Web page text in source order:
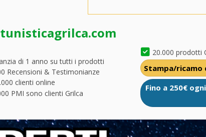
di 1 anno su tutti i prodotti
Recensioni & Testimonianze
clienti online
PMI sono clienti Grilca
20.000 prodotti
Stampa/ricamo
Fino a 250€